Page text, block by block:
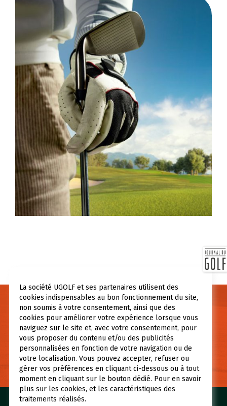
UGOLF Mooréa
UGOLF Nancy Aingeray
UGOLF Nantes Carquefou
UGOLF Ormesson
UGOLF Reims Bezannes
UGOLF Rosny Sous Bois
UGOLF Rouen La Forêt Verte
UGOLF Saint-Germain-Lès-Corbeil
UGOLF Saint-Ouen l'Aumône
UGOLF Saurines de la Torre
UGOLF Sénart
UGOLF Templiers
UGOLF Thionville RD
UGOLF Toulouse La Ramée
UGOLF Toulouse Lou Verdaï
UGOLF Toulouse-Seilh
Necesitas información?
Si tiene alguna pregunta, o necesita más información,
contáctenos.
CONTÁCTENOS
La société UGOLF et ses partenaires utilisent des
cookies indispensables au bon fonctionnement du site,
non soumis à votre consentement, ainsi que des
cookies pour améliorer votre expérience lorsque vous
naviguez sur le site et, avec votre consentement, pour
vous proposer du contenu et/ou des publicités
personnalisées en fonction de votre navigation ou de
votre localisation. Vous pouvez accepter, refuser ou
gérer vos préférences en cliquant ci-dessous ou à tout
moment en cliquant sur le bouton dédié. Pour en savoir
plus sur les cookies, et les caractéristiques des
traitements réalisés.